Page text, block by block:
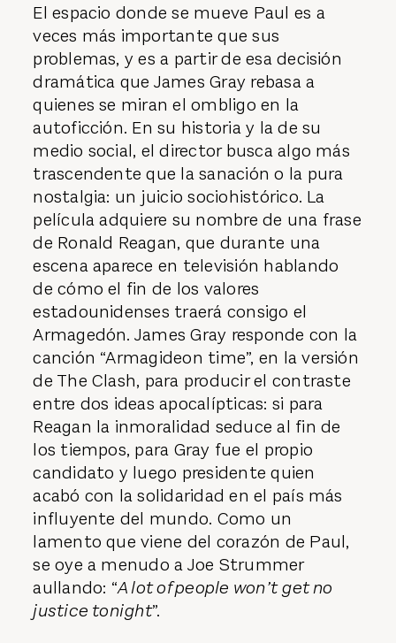
El espacio donde se mueve Paul es a
veces más importante que sus
problemas, y es a partir de esa decisión
dramática que James Gray rebasa a
quienes se miran el ombligo en la
autoficción. En su historia y la de su
medio social, el director busca algo más
trascendente que la sanación o la pura
nostalgia: un juicio sociohistórico. La
película adquiere su nombre de una frase
de Ronald Reagan, que durante una
escena aparece en televisión hablando
de cómo el fin de los valores
estadounidenses traerá consigo el
Armagedón. James Gray responde con la
canción “Armagideon time”, en la versión
de The Clash, para producir el contraste
entre dos ideas apocalípticas: si para
Reagan la inmoralidad seduce al fin de
los tiempos, para Gray fue el propio
candidato y luego presidente quien
acabó con la solidaridad en el país más
influyente del mundo. Como un
lamento que viene del corazón de Paul,
se oye a menudo a Joe Strummer
aullando: “A lot of people won’t get no
justice tonight”.